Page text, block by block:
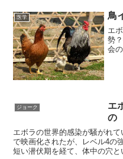
医学 鳥
エ
勢
会
ジョーク
エ
の
エボラの世界的感染が騒がれて
で映画化されたが、レベル4の
短い潜伏期を経て、体中の穴と